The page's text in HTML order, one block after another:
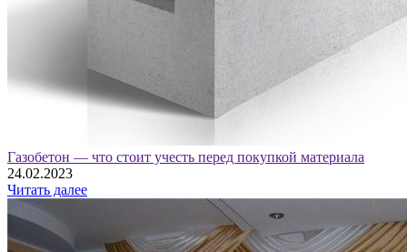
Газобетон — что стоит учесть перед покупкой материала
24.02.2023
Читать далее